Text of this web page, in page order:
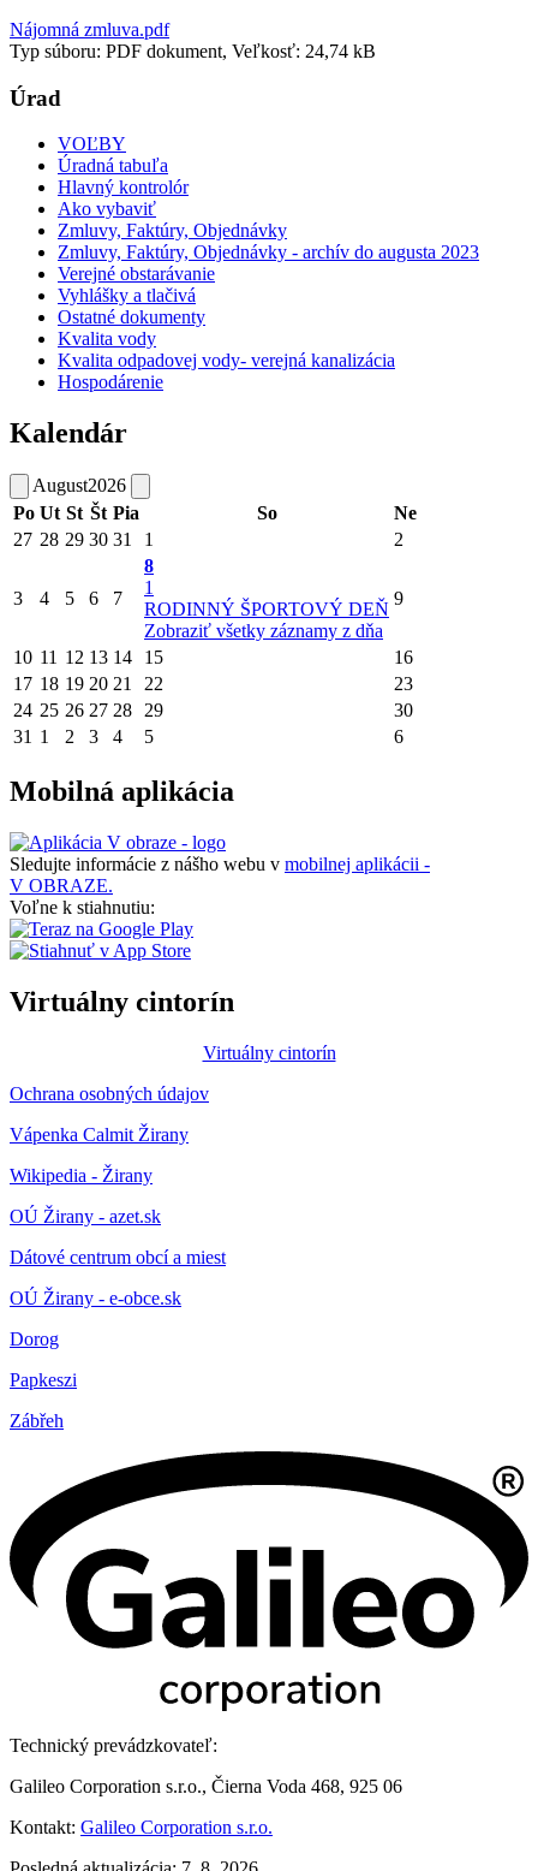
Nájomná zmluva.pdf
Typ súboru: PDF dokument, Veľkosť: 24,74 kB
Úrad
VOĽBY
Úradná tabuľa
Hlavný kontrolór
Ako vybaviť
Zmluvy, Faktúry, Objednávky
Zmluvy, Faktúry, Objednávky - archív do augusta 2023
Verejné obstarávanie
Vyhlášky a tlačivá
Ostatné dokumenty
Kvalita vody
Kvalita odpadovej vody- verejná kanalizácia
Hospodárenie
Kalendár
August2026
Po Ut St Št Pia So
Ne
27 28 29 30 31 1 2
3 4 5 6 7
8
1
RODINNÝ ŠPORTOVÝ DEŇ
Zobraziť všetky záznamy z dňa
9
10 11 12 13 14 15
16
17 18 19 20 21 22
23
24 25 26 27 28 29
30
31 1 2 3 4 5 6
Mobilná aplikácia
Sledujte informácie z nášho webu v mobilnej aplikácii -
V OBRAZE.
Voľne k stiahnutiu:
Virtuálny cintorín
Virtuálny cintorín
Ochrana osobných údajov
Vápenka Calmit Žirany
Wikipedia - Žirany
OÚ Žirany - azet.sk
Dátové centrum obcí a miest
OÚ Žirany - e-obce.sk
Dorog
Papkeszi
Zábřeh
Technický prevádzkovateľ:
Galileo Corporation s.r.o., Čierna Voda 468, 925 06
Kontakt: Galileo Corporation s.r.o.